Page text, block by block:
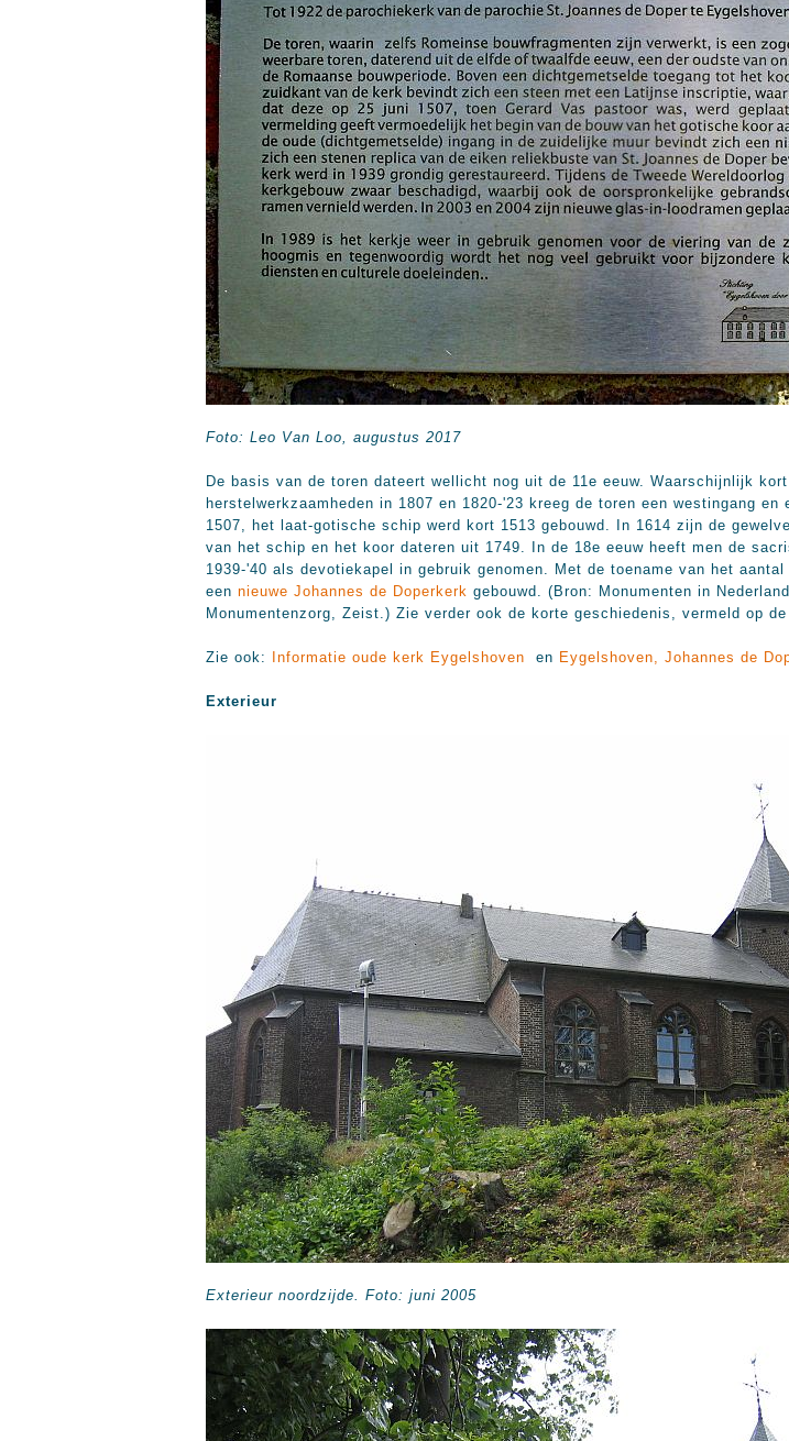
Foto: Leo Van Loo, augustus 2017
De basis van de toren dateert wellicht nog uit de 11e eeuw. Waarschijnlijk
herstelwerkzaamheden in 1807 en 1820-'23 kreeg de toren een westingang
1507, het laat-gotische schip werd kort 1513 gebouwd. In 1614 zijn de
van het schip en het koor dateren uit 1749. In de 18e eeuw heeft men de
1939-'40 als devotiekapel in gebruik genomen. Met de toename van het
een nieuwe Johannes de Doperkerk gebouwd. (Bron: Monumenten in
Monumentenzorg, Zeist.) Zie verder ook de korte geschiedenis, vermeld op
Zie ook: Informatie oude kerk Eygelshoven en Eygelshoven, Johannes de
Exterieur
Exterieur noordzijde. Foto: juni 2005